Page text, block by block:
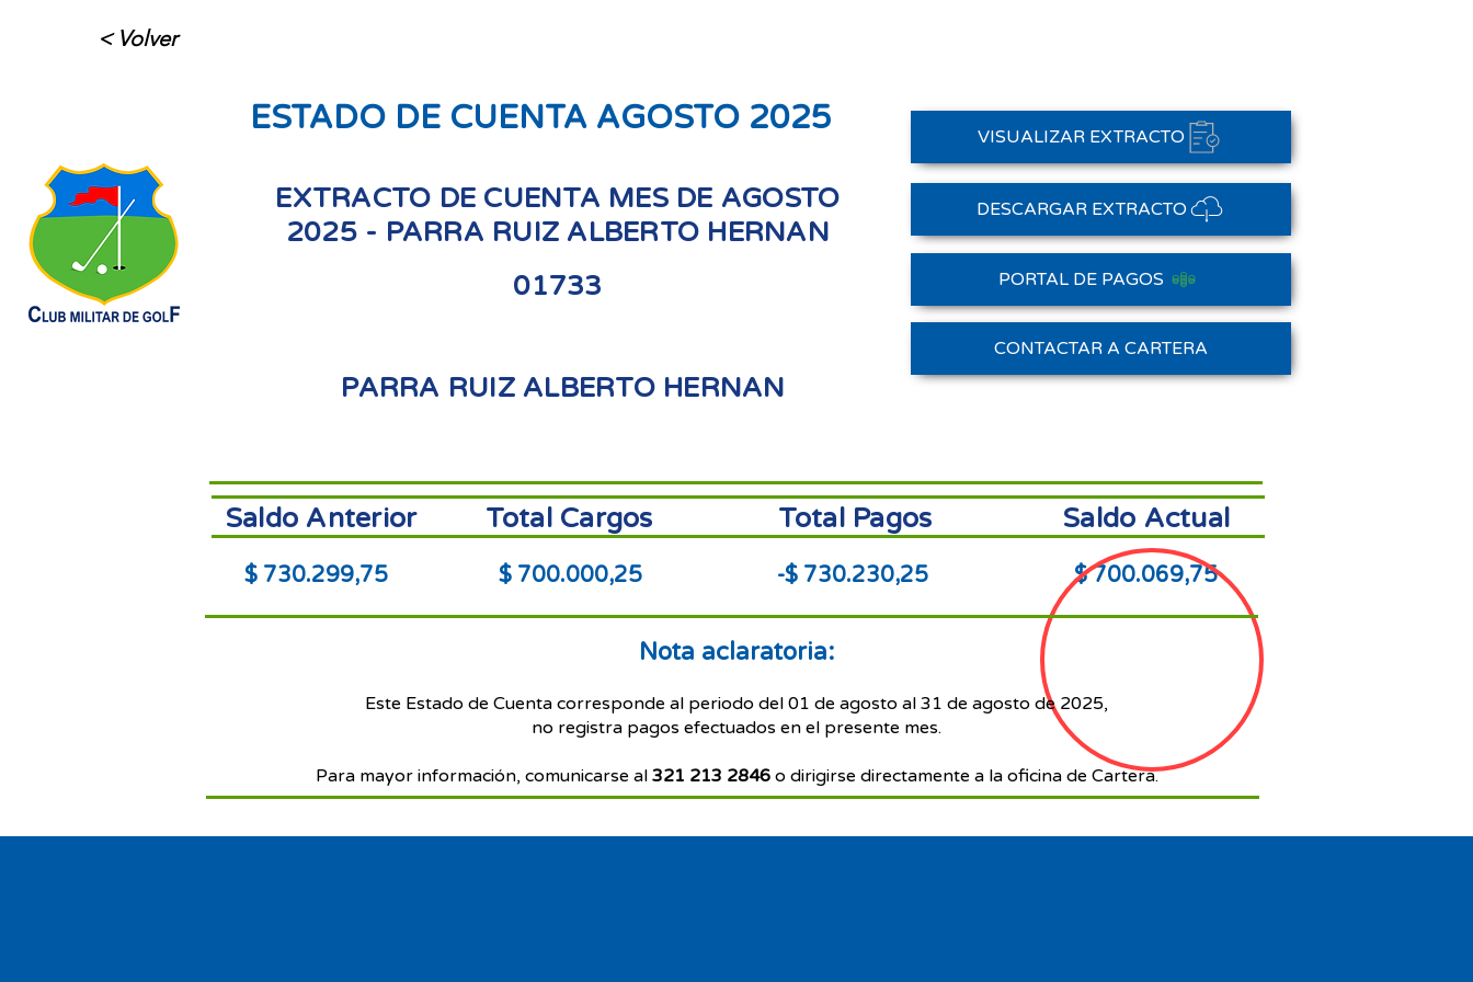
< Volver
ESTADO DE CUENTA AGOSTO 2025
EXTRACTO DE CUENTA MES DE AGOSTO
2025 - PARRA RUIZ ALBERTO HERNAN
01733
Saldo Anterior
PARRA RUIZ ALBERTO HERNAN
VISUALIZAR EXTRACTO
DESCARGAR EXTRACTO
PORTAL DE PAGOS
CONTACTAR A CARTERA
Saldo Anterior Total Cargos Total Pagos Saldo Actual
$ 730.299,75 $ 700.000,25 -$ 730.230,25 $ 700.069,75
Nota aclaratoria:
Este Estado de Cuenta corresponde al periodo del 01 de agosto al 31 de agosto de 2025,
no registra pagos efectuados en el presente mes.
Para mayor información, comunicarse al 321 213 2846o dirigirse directamente a la oficina de Cartera.